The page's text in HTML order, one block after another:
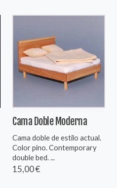
Cama Doble Moderna
Cama doble de estilo actual.
Color pino. Contemporary
double bed. ...
15,00 €